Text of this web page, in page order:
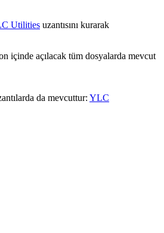
Utilities uzantısını kurarak
içinde açılacak tüm dosyalarda mevcut
da mevcuttur: YLC